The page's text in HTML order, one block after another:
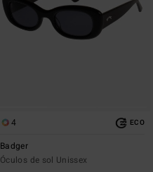
4 ECO
Badger
Óculos de sol Unissex